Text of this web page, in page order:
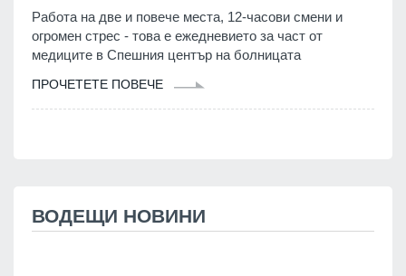
Работа на две и повече места, 12-часови смени и
огромен стрес - това е ежедневието за част от
медиците в Спешния център на болницата
ПРОЧЕТЕТЕ ПОВЕЧЕ
ВОДЕЩИ НОВИНИ